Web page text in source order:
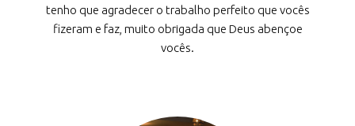
tenho que agradecer o trabalho perfeito que vocês
fizeram e faz, muito obrigada que Deus abençoe
vocês.